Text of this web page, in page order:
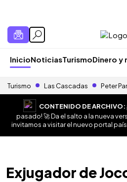
InicioNoticiasTurismoDinero y
Turismo Las Cascadas Peter
CONTENIDO DE ARCHIVO:
pasado! 🚀 Da el salto a la nueva
invitamos a visitar el nuevo portal
Exjugador de